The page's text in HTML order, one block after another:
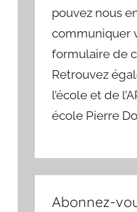
pouvez nous
communiquer
formulaire de
Retrouvez
l’école et de
école Pierre
Abonnez-